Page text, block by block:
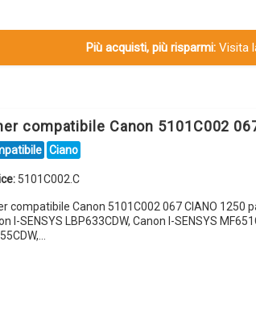
Più acquisti, più risparmi:Visita
compatibile Canon 5101C002
Ciano
5101C002.C
compatibile Canon 5101C002 067 CIANO 1250
I-SENSYS LBP633CDW, Canon I-SENSYS